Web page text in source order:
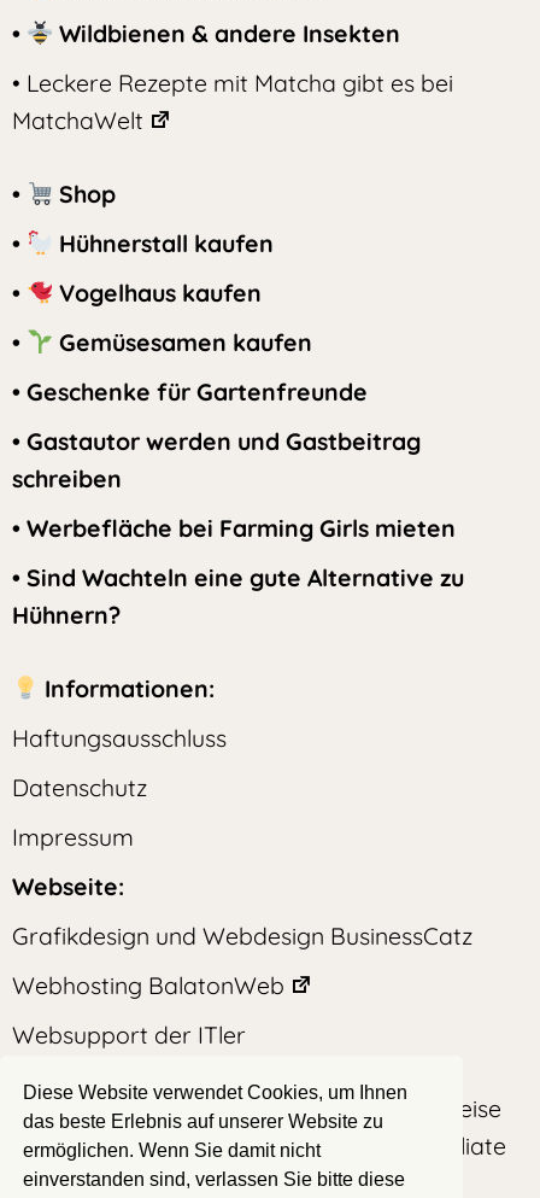
•
Wildbienen & andere Insekten
• Leckere Rezepte mit Matcha gibt es bei
MatchaWelt
•
Shop
•
Hühnerstall kaufen
•
Vogelhaus kaufen
•
Gemüsesamen kaufen
• Geschenke für Gartenfreunde
• Gastautor werden und Gastbeitrag
schreiben
• Werbefläche bei Farming Girls mieten
• Sind Wachteln eine gute Alternative zu
Hühnern?
Informationen:
Haftungsausschluss
Datenschutz
Impressum
Webseite:
Grafikdesign und Webdesign BusinessCatz
Webhosting BalatonWeb
Websupport der ITler
Auf dieser Webseite befinden sich teilweise
Produktplatzierungen mit und ohne Affiliate
Partner
Diese Website verwendet Cookies, um Ihnen
das beste Erlebnis auf unserer Website zu
ermöglichen. Wenn Sie damit nicht
einverstanden sind, verlassen Sie bitte diese